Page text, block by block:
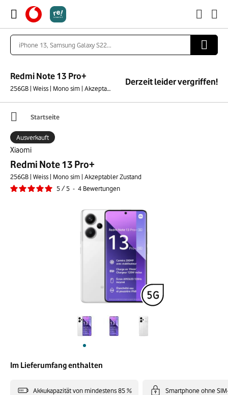
Redmi Note 13 Pro+
256GB | Weiss | Mono sim | Akzeptabler Zustand
Derzeit leider vergriffen!
Startseite
Xiaomi
Redmi Note 13 Pro+
256GB | Weiss | Mono sim | Akzeptabler Zustand
5/5 - 4 Bewertungen
Ausverkauft
Im Lieferumfang enthalten
Akkukapazität von mindestens 85 % Smartphone ohne